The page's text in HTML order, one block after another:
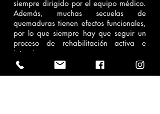
siempre dirigido por el equipo médico.
Además, muchas secuelas de
quemaduras tienen efectos funcionales,
por lo que siempre hay que seguir un
proceso de rehabilitación activa e
intensiva.
Resultados